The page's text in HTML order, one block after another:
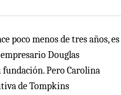
poco menos de tres años, es
Douglas
Pero Carolina
de Tompkins